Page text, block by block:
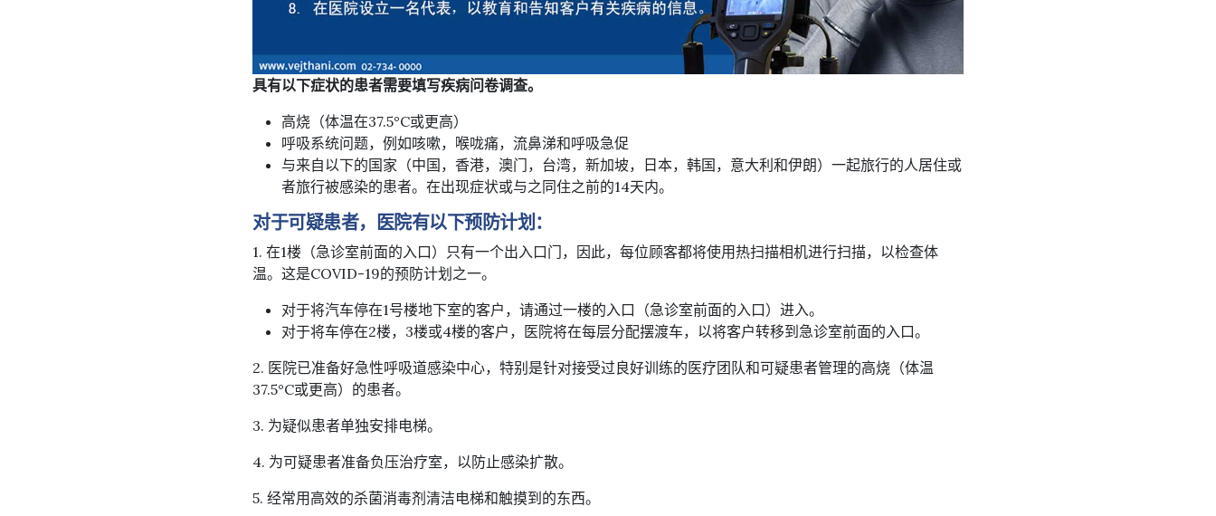
具有以下症状的患者需要填写疾病问卷调查。
高烧（体温在37.5°C或更高）
呼吸系统问题，例如咳嗽，喉咙痛，流鼻涕和呼吸急促
与来自以下的国家（中国，香港，澳门，台湾，新加坡，日本，韩国，意大利和伊朗）一起旅行的人居住或
者旅行被感染的患者。在出现症状或与之同住之前的14天内。
对于可疑患者，医院有以下预防计划：
1. 在1楼（急诊室前面的入口）只有一个出入口门，因此，每位顾客都将使用热扫描相机进行扫描，以检查体
温。这是COVID-19的预防计划之一。
对于将汽车停在1号楼地下室的客户，请通过一楼的入口（急诊室前面的入口）进入。
对于将车停在2楼，3楼或4楼的客户，医院将在每层分配摆渡车，以将客户转移到急诊室前面的入口。
2. 医院已准备好急性呼吸道感染中心，特别是针对接受过良好训练的医疗团队和可疑患者管理的高烧（体温
37.5°C或更高）的患者。
3. 为疑似患者单独安排电梯。
4. 为可疑患者准备负压治疗室，以防止感染扩散。
5. 经常用高效的杀菌消毒剂清洁电梯和触摸到的东西。